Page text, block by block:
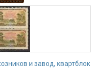
и завод, квартблок